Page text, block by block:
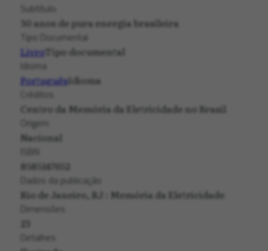
Subtítulo
30 anos de pura energia brasileira
Tipo Documental
LivroTipo documental
Idioma
PortuguêsIdioma
Créditos
Centro da Memória da Eletricidade no Brasil
Origem
Nacional
8585147652
Dados da publicação
Rio de Janeiro, RJ : Memória da Eletricidade
Dimensões
23
Detalhes